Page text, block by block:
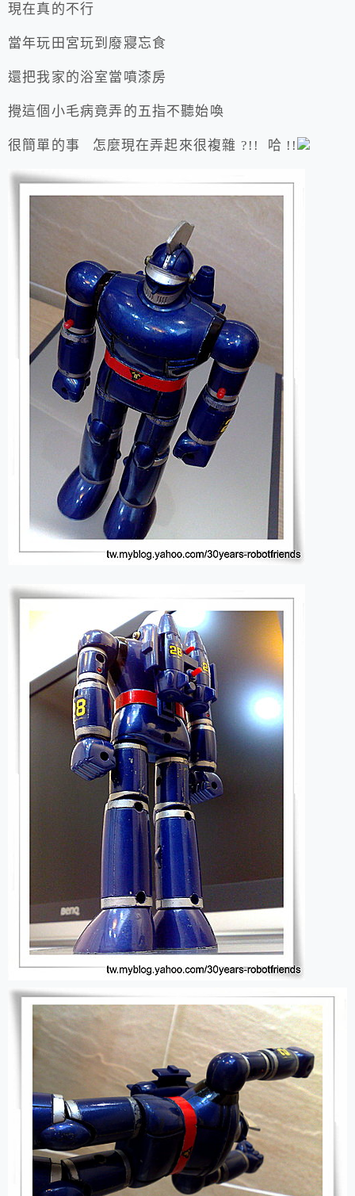
現在真的不行
當年玩田宮玩到廢寢忘食
還把我家的浴室當噴漆房
攪這個小毛病竟弄的五指不聽始喚
很簡單的事 怎麼現在弄起來很複雜 ?!! 哈 !!